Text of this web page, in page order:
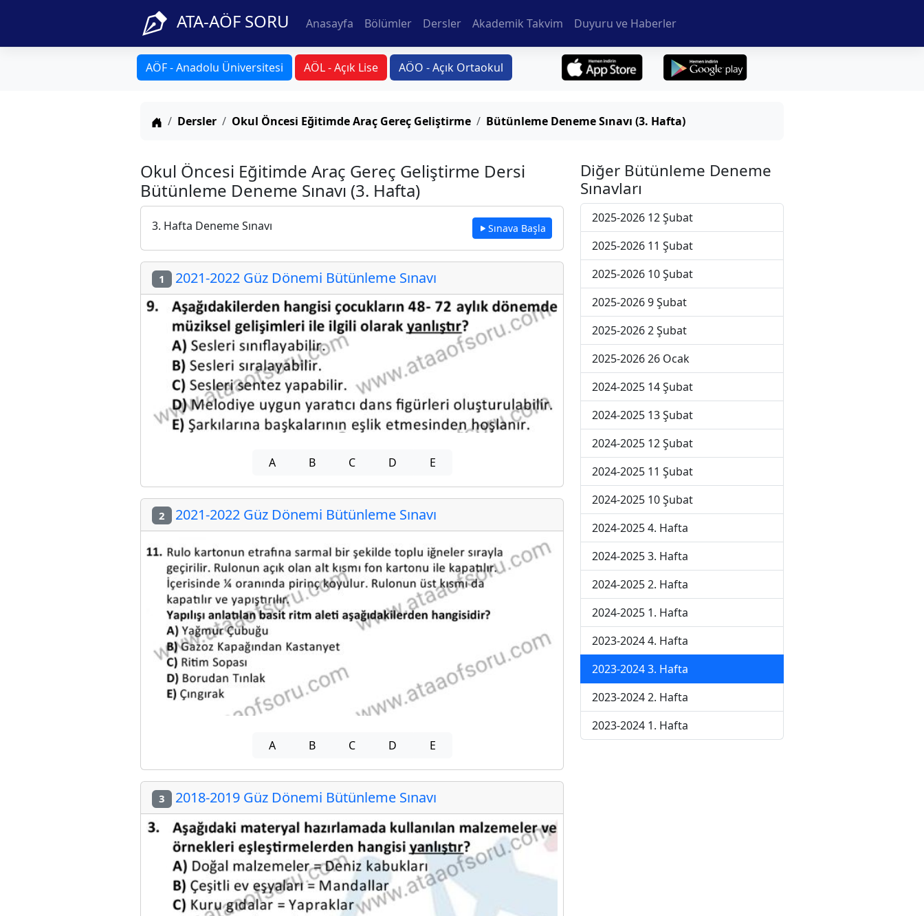
ATA-AÖF SORU Anasayfa Bölümler Dersler Akademik Takvim Duyuru ve Haberler
AÖF - Anadolu Üniversitesi AÖL - Açık Lise AÖO - Açık Ortaokul
Anasayfa
Dersler Okul Öncesi Eğitimde Araç Gereç Geliştirme Bütünleme Deneme Sınavı (3. Hafta)
Okul Öncesi Eğitimde Araç Gereç Geliştirme Dersi
Bütünleme Deneme Sınavı (3. Hafta)
3. Hafta Deneme Sınavı Sınava Başla
1 2021-2022 Güz Dönemi Bütünleme Sınavı
A B C D E
2 2021-2022 Güz Dönemi Bütünleme Sınavı
A B C D E
3 2018-2019 Güz Dönemi Bütünleme Sınavı
Diğer Bütünleme Deneme
Sınavları
2025-2026 12 Şubat
2025-2026 11 Şubat
2025-2026 10 Şubat
2025-2026 9 Şubat
2025-2026 2 Şubat
2025-2026 26 Ocak
2024-2025 14 Şubat
2024-2025 13 Şubat
2024-2025 12 Şubat
2024-2025 11 Şubat
2024-2025 10 Şubat
2024-2025 4. Hafta
2024-2025 3. Hafta
2024-2025 2. Hafta
2024-2025 1. Hafta
2023-2024 4. Hafta
2023-2024 3. Hafta
2023-2024 2. Hafta
2023-2024 1. Hafta